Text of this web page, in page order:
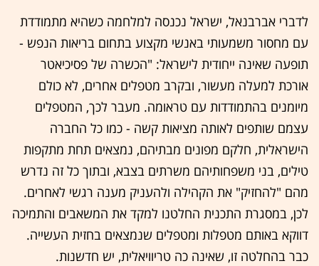
לדברי אברבנאל, ישראל נכנסה למלחמה כשהיא מתמודדת
עם מחסור משמעותי באנשי מקצוע בתחום בריאות הנפש -
תופעה שאינה ייחודית לישראל: "הכשרה של פסיכיאטר
אורכת למעלה מעשור, ובקרב מטפלים אחרים, לא כולם
מיומנים בהתמודדות עם טראומה. מעבר לכך, המטפלים
עצמם שותפים לאותה מציאות קשה - כמו כל החברה
הישראלית, חלקם מפונים מבתיהם, נמצאים תחת מתקפות
טילים, בני משפחותיהם משרתים בצבא, ובתוך כל זה נדרש
מהם "להחזיק" את הקהילה ולהעניק מענה רגשי לאחרים.
לכן, במסגרת התכנית החלטנו למקד את המשאבים והתמיכה
דווקא באותם מטפלות ומטפלים שנמצאים בחזית העשייה.
כבר בהחלטה זו, שאינה כה טריוויאלית, יש חדשנות.